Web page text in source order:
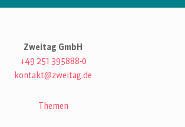
Zweitag GmbH
+49 251 395888-0
kontakt@zweitag.de
Themen